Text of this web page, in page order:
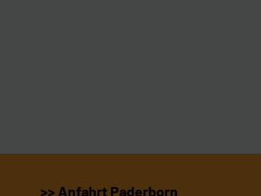
>> Anfahrt Paderborn